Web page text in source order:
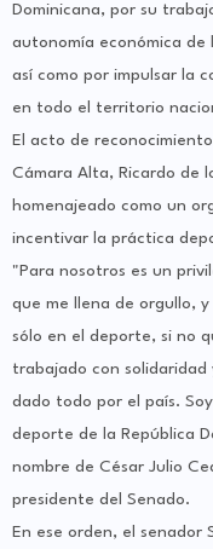
Dominicana, por su
autonomía económica de
así como por impulsar la
en todo el territorio
El acto de
Cámara Alta, Ricardo de
homenajeado como un
incentivar la práctica
"Para nosotros es un
que me llena de orgullo,
sólo en el deporte, si no
trabajado con
dado todo por el país.
deporte de la República
nombre de César Julio
presidente del Senado.
En ese orden, el senador